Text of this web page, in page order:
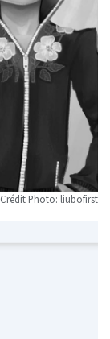
Crédit Photo: liubofirst